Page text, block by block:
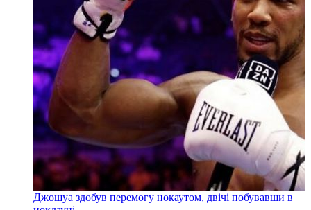
Джошуа здобув перемогу нокаутом, двічі побувавши в